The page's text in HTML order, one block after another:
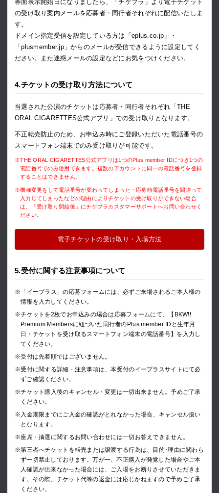
券面表示開始日になりましたら、「チケプラ」より電子チケット
の受け取り案内メールを応募者・同行者それぞれに配信いたしま
す。
ドメイン指定受信を設定している方は「eplus.co.jp」・
「plusmember.jp」からのメールが受信できるように設定してく
ださい。また迷惑メールの設定などにお気をつけください。
4.チケットの受け取り方法について
当選された公演のチケットは応募者・同行者それぞれ「THE
ORAL CIGARETTES公式アプリ」での受け取りとなります。
不正転売防止のため、お申込み時にご登録いただいた電話番号の
スマートフォン端末でのみ受け取りが可能です。
※THE ORAL CIGARETTES公式アプリは1つのPlus member IDにつき1つの
電話番号でのみ使用できます。複数のアカウントに同一の電話番号を登録
することはできません。
※機種変更をして電話番号が変わってしまった・応募時電話番号を間違って
入力してしまったなどの理由によりチケットの受け取りができない場合
は、「受け取り開始後」にチケプラカスタマーサポートへお問い合わせく
ださい。
電子チケットの受け取り・入場方法
5.受付に関する注意事項について
※「イープラス」の応募フォームには、必ずご来場されるご本人様の
情報を入力してください。
※チケットを2枚でお申込みの場合は応募フォームにて、【BKW!!
Premium Membersに紐づいた同行者のPlus member IDと生年月
日・チケットを受け取るスマートフォン端末の電話番号】を入力し
てください。
※受付は先着順ではございません。
※受付に関する詳細・注意事項は、本受付のイープラスサイトにて必
ずご確認ください。
※チケット購入後のキャンセル・変更は一切出来ません。予めご了承
ください。
※入金期限までにご入金の確認がとれなかった場合、キャンセル扱い
となります。
※座席・抽選に関するお問い合わせには一切お答えできません。
※第三者へチケットを転売または譲渡する行為は、目的･理由に関わら
ず一切禁止しております。万が一、不正購入が発覚した場合やご本
人確認が出来なかった場合には、ご入場をお断りさせていただきま
す。その際、チケット代等の返金には応じかねますので予めご了承
ください。